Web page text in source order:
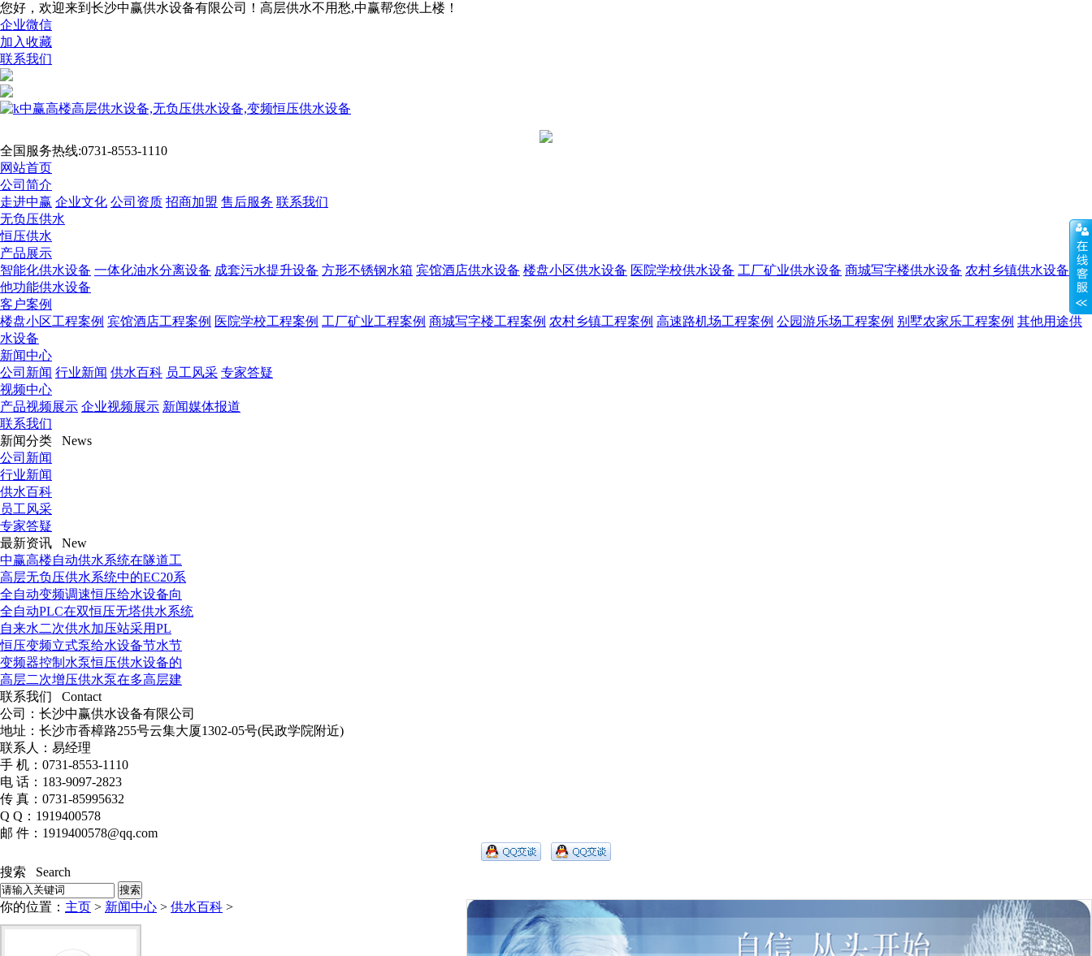
您好，欢迎来到长沙中赢供水设备有限公司！高层供水不用愁,中赢帮您供上楼！
企业微信
加入收藏
联系我们
全国服务热线:0731-8553-1110
网站首页
公司简介
走进中赢 企业文化 公司资质 招商加盟 售后服务 联系我们
无负压供水
恒压供水
产品展示
智能化供水设备 一体化油水分离设备 成套污水提升设备 方形不锈钢水箱 宾馆酒店供水设备 楼盘小区供水设备 医院学校供水设备 工厂矿业供水设备 商城写字楼供水设备 农村乡镇供水设备
其
他功能供水设备
客户案例
楼盘小区工程案例 宾馆酒店工程案例 医院学校工程案例 工厂矿业工程案例 商城写字楼工程案例 农村乡镇工程案例 高速路机场工程案例 公园游乐场工程案例 别墅农家乐工程案例 其他用途供
水设备
新闻中心
公司新闻 行业新闻 供水百科 员工风采 专家答疑
视频中心
产品视频展示 企业视频展示 新闻媒体报道
联系我们
新闻分类 News
公司新闻
行业新闻
供水百科
员工风采
专家答疑
最新资讯 New
中赢高楼自动供水系统在隧道工
高层无负压供水系统中的EC20系
全自动变频调速恒压给水设备向
全自动PLC在双恒压无塔供水系统
自来水二次供水加压站采用PL
恒压变频立式泵给水设备节水节
变频器控制水泵恒压供水设备的
高层二次增压供水泵在多高层建
联系我们 Contact
公司：长沙中赢供水设备有限公司
地址：长沙市香樟路255号云集大厦1302-05号(民政学院附近)
联系人：易经理
手 机：0731-8553-1110
电 话：183-9097-2823
传 真：0731-85995632
Q Q：1919400578
邮 件：1919400578@qq.com
搜索 Search
你的位置： 主页 > 新闻中心 > 供水百科 >